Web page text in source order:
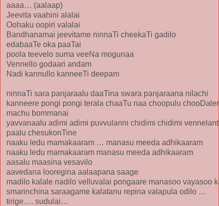
aaaa… (aalaap)
Jeevita vaahini alalai
Oohaku oopiri valalai
Bandhanamai jeevitame ninnaTi cheekaTi gadilo
edabaaTe oka paaTai
poola teevelo suma veeNa mogunaa
Vennello godaari andam
Nadi kannullo kanneeTi deepam
ninnaTi sara panjaraalu daaTina swara panjaraana nilachi
kanneere pongi pongi terala chaaTu naa choopulu
machu bommanai
yavvanaalu adimi adimi puvvulanni chidimi chidimi
paalu chesukonTine
naaku ledu mamakaaram … manasu meeda adhikaaram
naaku ledu mamakaaram manasu meeda adhikaaram
aasalu maasina vesavilo
aavedana looregina aalaapana saage
madilo kalale nadilo velluvalai pongaare manasoo vayasoo
smarinchina saraagame kalatanu repina valapula odilo …
tirige…. sudulai…